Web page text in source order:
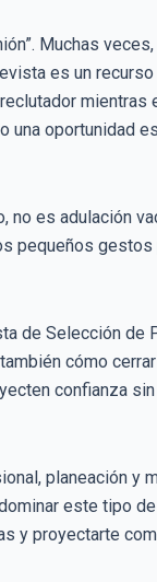
Muchas
es un
mientras
una oportunidad
no es adulación
pequeños gestos
de Selección de
cómo
confianza
planeación y
este tipo
y proyectarte